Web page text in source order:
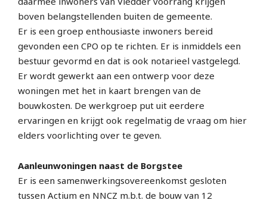
boven belangstellenden buiten de gemeente.
Er is een groep enthousiaste inwoners bereid
gevonden een CPO op te richten. Er is inmiddels een
bestuur gevormd en dat is ook notarieel vastgelegd.
Er wordt gewerkt aan een ontwerp voor deze
woningen met het in kaart brengen van de
bouwkosten. De werkgroep put uit eerdere
ervaringen en krijgt ook regelmatig de vraag om hier
elders voorlichting over te geven.
Aanleunwoningen naast de Borgstee
Er is een samenwerkingsovereenkomst gesloten
tussen Actium en NNCZ m.b.t. de bouw van 12